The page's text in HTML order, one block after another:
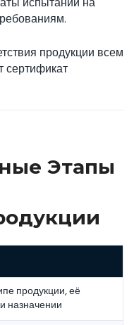
продукции всем
сертификат
Этапы
продукции, её
назначении